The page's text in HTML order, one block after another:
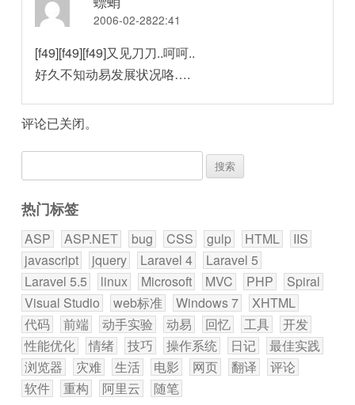
2006-02-2822:41
[f49][f49][f49]又见刀刀..呵呵..
好久不知动易发展状况咯….
评论已关闭。
索：
热门标签
ASP ASP.NET bug CSS gulp HTML
IIS
javascript
jquery Laravel 4
Laravel 5
Laravel 5.5
linux Microsoft MVC PHP
Spiral
Visual Studio
web标准 Windows 7
XHTML
代码
前端 动手实验 动易 回忆 工具
开发
性能优化
情绪 技巧 操作系统 日记
最佳实践
浏览器
灾难 生活 电影 网页 翻译
评论
软件
重构 阿里云 随笔